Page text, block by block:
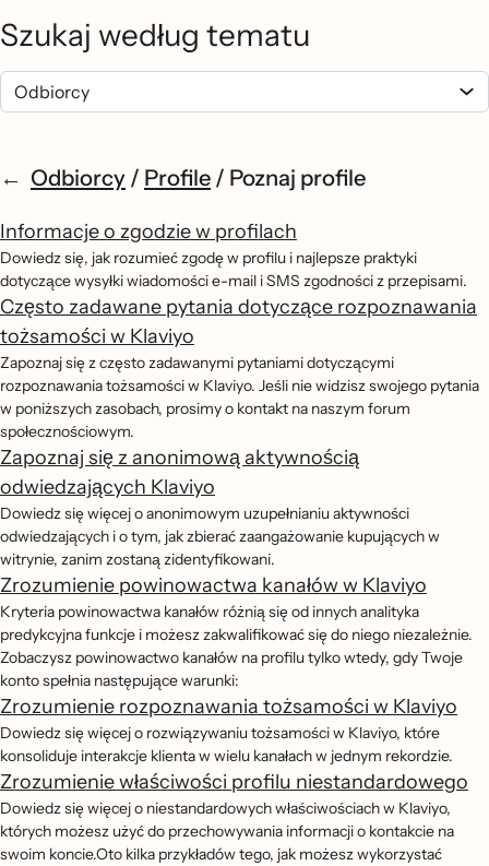
Szukaj według tematu
Odbiorcy / Profile / Poznaj profile
Informacje o zgodzie w profilach
Dowiedz się, jak rozumieć zgodę w profilu i najlepsze praktyki
dotyczące wysyłki wiadomości e-mail i SMS zgodności z przepisami.
Często zadawane pytania dotyczące rozpoznawania
tożsamości w Klaviyo
Zapoznaj się z często zadawanymi pytaniami dotyczącymi
rozpoznawania tożsamości w Klaviyo. Jeśli nie widzisz swojego pytania
w poniższych zasobach, prosimy o kontakt na naszym forum
społecznościowym.
Zapoznaj się z anonimową aktywnością
odwiedzających Klaviyo
Dowiedz się więcej o anonimowym uzupełnianiu aktywności
odwiedzających i o tym, jak zbierać zaangażowanie kupujących w
witrynie, zanim zostaną zidentyfikowani.
Zrozumienie powinowactwa kanałów w Klaviyo
Kryteria powinowactwa kanałów różnią się od innych analityka
predykcyjna funkcje i możesz zakwalifikować się do niego niezależnie.
Zobaczysz powinowactwo kanałów na profilu tylko wtedy, gdy Twoje
konto spełnia następujące warunki:
Zrozumienie rozpoznawania tożsamości w Klaviyo
Dowiedz się więcej o rozwiązywaniu tożsamości w Klaviyo, które
konsoliduje interakcje klienta w wielu kanałach w jednym rekordzie.
Zrozumienie właściwości profilu niestandardowego
Dowiedz się więcej o niestandardowych właściwościach w Klaviyo,
których możesz użyć do przechowywania informacji o kontakcie na
swoim koncie.Oto kilka przykładów tego, jak możesz wykorzystać